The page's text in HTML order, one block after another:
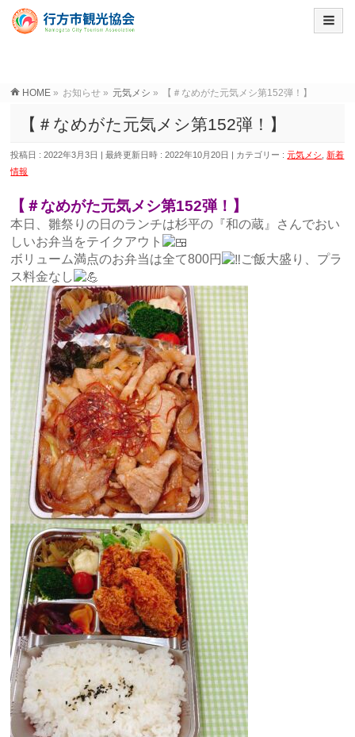
HOME » お知らせ » 元気メシ » 【＃なめがた元気メシ第152弾！】
【＃なめがた元気メシ第152弾！】
投稿日 : 2022年3月3日 最終更新日時 : 2022年10月20日 カテゴリー :元気メシ
新着
情報
【＃なめがた元気メシ第152弾！】
本日、雛祭りの日のランチは杉平の『和の蔵』さんでおい
しいお弁当をテイクアウト
ボリューム満点のお弁当は全て800円
ご飯大盛り、プラ
ス料金なし